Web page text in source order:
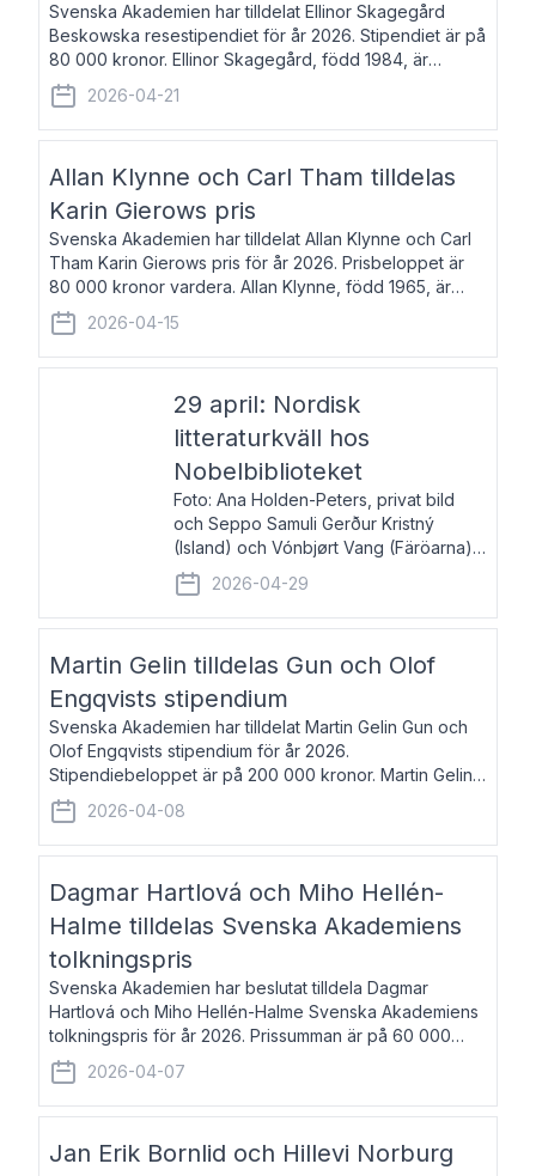
Svenska Akademien har tilldelat Ellinor Skagegård
Beskowska resestipendiet för år 2026. Stipendiet är på
80 000 kronor. Ellinor Skagegård, född 1984, är
författare, journalist och musiker. Hon skriver
återkommande för Svenska Dagbladet, Ups
2026-04-21
Allan Klynne och Carl Tham tilldelas
Karin Gierows pris
Svenska Akademien har tilldelat Allan Klynne och Carl
Tham Karin Gierows pris för år 2026. Prisbeloppet är
80 000 kronor vardera. Allan Klynne, född 1965, är
arkeolog, författare, översättare och fil.dr i antikens
kultur och samhällsliv. Ut
2026-04-15
29 april: Nordisk
litteraturkväll hos
Nobelbiblioteket
Foto: Ana Holden-Peters, privat bild
och Seppo Samuli Gerður Kristný
(Island) och Vónbjørt Vang (Färöarna)
läser ur sina verk och samtalar med
John Swedenmark. De läser upp på
färöiska, isländska och svenska och
2026-04-29
Martin Gelin tilldelas Gun och Olof
Engqvists stipendium
Svenska Akademien har tilldelat Martin Gelin Gun och
Olof Engqvists stipendium för år 2026.
Stipendiebeloppet är på 200 000 kronor. Martin Gelin,
född 1978, är journalist och författare. Han lever
numera i Paris men var under många år bosat
2026-04-08
Dagmar Hartlová och Miho Hellén-
Halme tilldelas Svenska Akademiens
tolkningspris
Svenska Akademien har beslutat tilldela Dagmar
Hartlová och Miho Hellén-Halme Svenska Akademiens
tolkningspris för år 2026. Prissumman är på 60 000
kronor var. Dagmar Hartlová, född 1951, översätter
huvudsakligen från svenska till tjeckiska
2026-04-07
Jan Erik Bornlid och Hillevi Norburg